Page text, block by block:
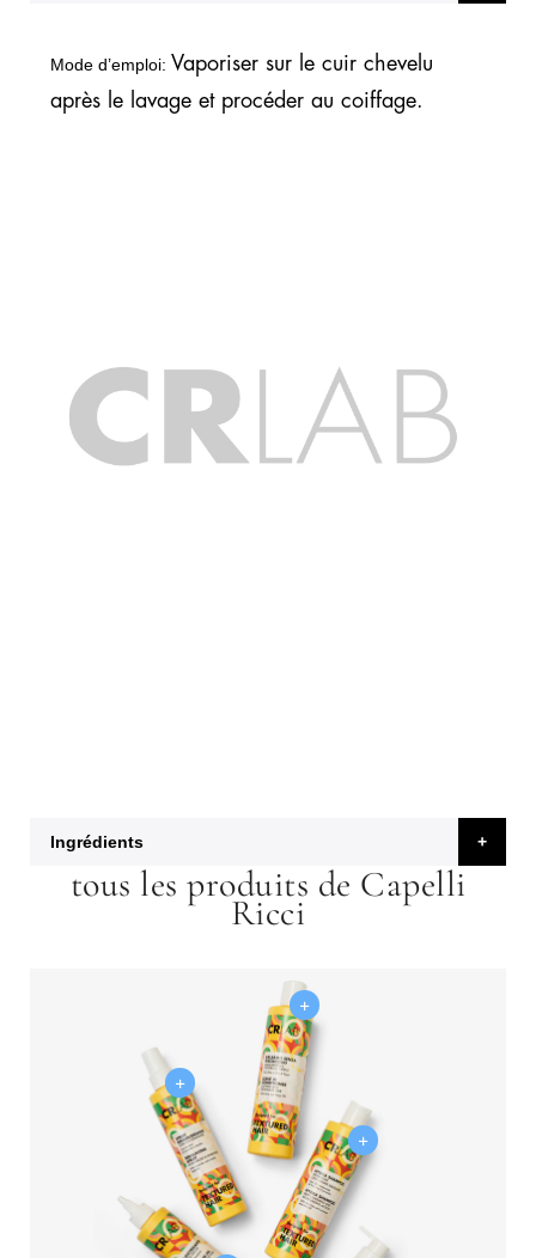
Mode d’emploi: Vaporiser sur le cuir chevelu
après le lavage et procéder au coiffage.
Ingrédients
tous les produits de Capelli
Ricci
+
+
+